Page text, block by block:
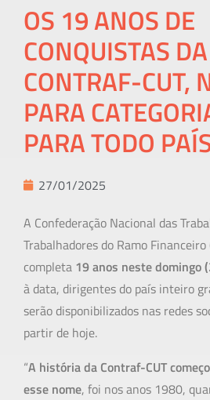
OS 19 ANOS DE
CONQUISTAS DA
CONTRAF-CUT,
PARA
PARA TODO
27/01/2025
A Confederação Nacional das
Trabalhadores do Ramo Financeiro
completa 19 anos neste domingo
à data, dirigentes do país inteiro
serão disponibilizados nas redes
partir de hoje.
“A história da Contraf-CUT
esse nome, foi nos anos 1980,